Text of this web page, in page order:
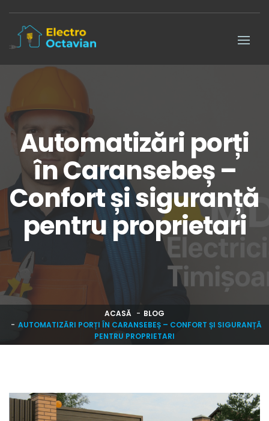
Automatizări porți
în Caransebeș –
Confort și siguranță
pentru proprietari
ACASĂ
BLOG
AUTOMATIZĂRI PORȚI ÎN CARANSEBEȘ – CONFORT ȘI SIGURANȚĂ
PENTRU PROPRIETARI